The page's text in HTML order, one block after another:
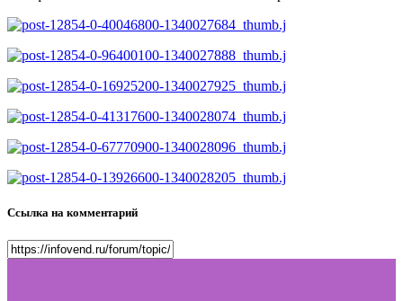
Ссылка на комментарий